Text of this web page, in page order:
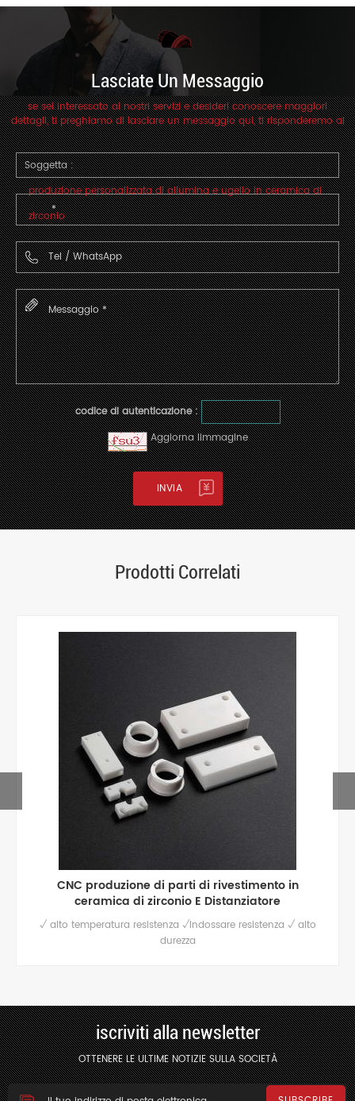
Lasciate Un Messaggio
se sei interessato ai nostri servizi e desideri conoscere maggiori
dettagli, ti preghiamo di lasciare un messaggio qui, ti risponderemo al
più presto.
Soggetta :
produzione personalizzata di allumina e ugello in ceramica di
zirconio
codice di autenticazione :
Aggiorna limmagine
Prodotti Correlati
CNC produzione di parti di rivestimento in
ceramica di zirconio E Distanziatore
√ alto temperatura resistenza √Indossare resistenza √ alto
durezza
iscriviti alla newsletter
OTTENERE LE ULTIME NOTIZIE SULLA SOCIETÀ